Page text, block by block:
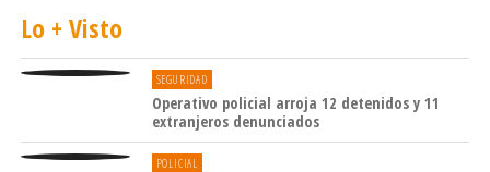
Lo + Visto
SEGURIDAD
Operativo policial arroja 12 detenidos y 11
extranjeros denunciados
POLICIAL